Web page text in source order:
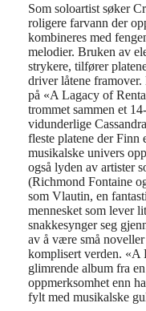
Som soloartist søker
roligere farvann der
kombineres med
melodier. Bruken av
strykere, tilfører
driver låtene
på «A Lagacy of
trommet sammen et
vidunderlige
fleste platene der Finn
musikalske univers
også lyden av artister
(Richmond Fontaine
som Vlautin, en
mennesket som lever
snakkesynger seg
av å være små
komplisert verden. «A
glimrende album fra
oppmerksomhet enn
fylt med musikalske